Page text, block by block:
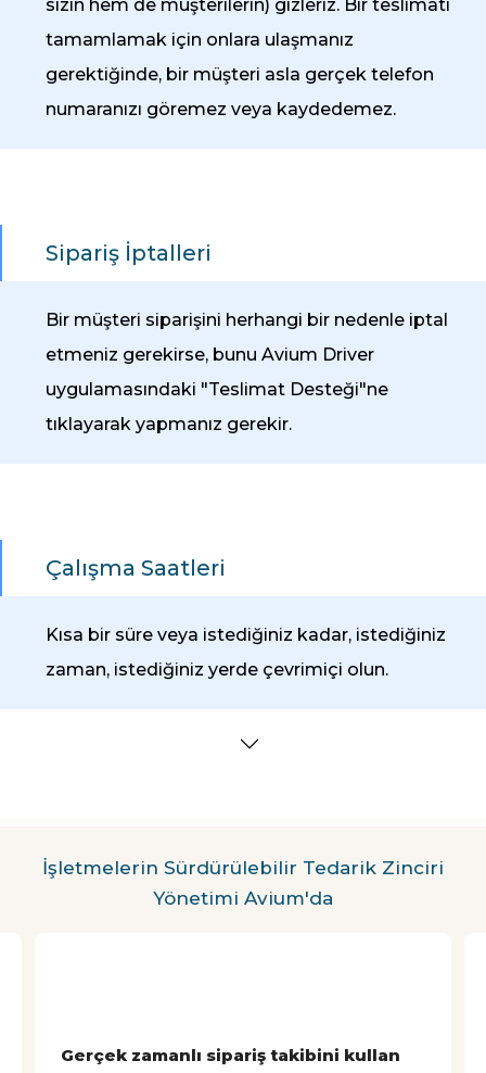
sizin hem de müşterilerin) gizleriz. Bir teslimatı
tamamlamak için onlara ulaşmanız
gerektiğinde, bir müşteri asla gerçek telefon
numaranızı göremez veya kaydedemez.
Sipariş İptalleri
Bir müşteri siparişini herhangi bir nedenle iptal
etmeniz gerekirse, bunu Avium Driver
uygulamasındaki "Teslimat Desteği"ne
tıklayarak yapmanız gerekir.
Çalışma Saatleri
Kısa bir süre veya istediğiniz kadar, istediğiniz
zaman, istediğiniz yerde çevrimiçi olun.
İşletmelerin Sürdürülebilir Tedarik Zinciri
Yönetimi Avium'da
Gerçek zamanlı sipariş takibini kullan